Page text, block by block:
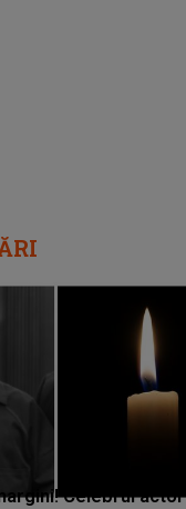
Celebrul actor